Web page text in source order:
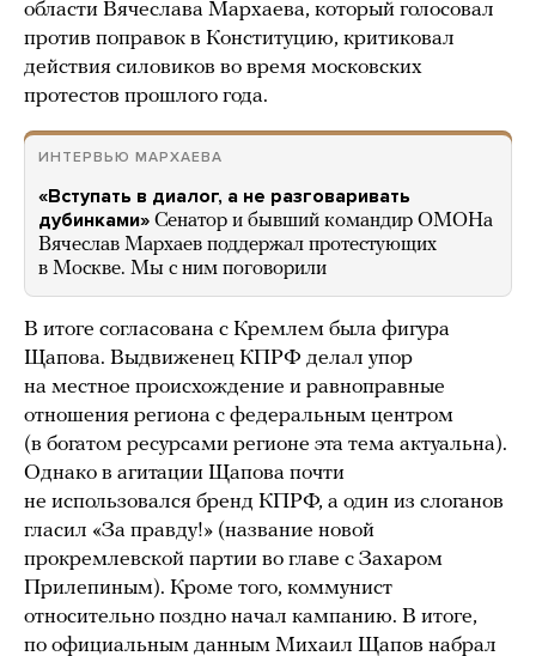
области Вячеслава Мархаева, который голосовал
против поправок в Конституцию, критиковал
действия силовиков во время московских
протестов прошлого года.
ИНТЕРВЬЮ МАРХАЕВА
«Вступать в диалог, а не разговаривать
дубинками» Сенатор и бывший командир ОМОНа
Вячеслав Мархаев поддержал протестующих
в Москве. Мы с ним поговорили
В итоге согласована с Кремлем была фигура
Щапова. Выдвиженец КПРФ делал упор
на местное происхождение и равноправные
отношения региона с федеральным центром
(в богатом ресурсами регионе эта тема актуальна).
Однако в агитации Щапова почти
не использовался бренд КПРФ, а один из слоганов
гласил «За правду!» (название новой
прокремлевской партии во главе с Захаром
Прилепиным). Кроме того, коммунист
относительно поздно начал кампанию. В итоге,
по официальным данным Михаил Щапов набрал